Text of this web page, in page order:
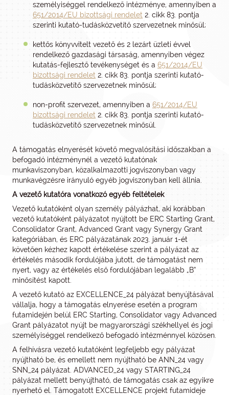
személyiséggel rendelkező intézménye, amennyiben a
651/2014/EU bizottsági rendelet 2. cikk 83. pontja
szerinti kutató-tudásközvetítő szervezetnek minősül;
kettős könyvvitelt vezető és 2 lezárt üzleti évvel
rendelkező gazdasági társaság, amennyiben végez
kutatás-fejlesztő tevékenységet és a 651/2014/EU
bizottsági rendelet 2. cikk 83. pontja szerinti kutató-
tudásközvetítő szervezetnek minősül;
non-profit szervezet, amennyiben a 651/2014/EU
bizottsági rendelet 2. cikk 83. pontja szerinti kutató-
tudásközvetítő szervezetnek minősül.
A támogatás elnyerését követő megvalósítási időszakban a
befogadó intézménynél a vezető kutatónak
munkaviszonyban, közalkalmazotti jogviszonyban vagy
munkavégzésre irányuló egyéb jogviszonyban kell állnia.
A vezető kutatóra vonatkozó egyéb feltételek
Vezető kutatóként olyan személy pályázhat, aki korábban
vezető kutatóként pályázatot nyújtott be ERC Starting Grant,
Consolidator Grant, Advanced Grant vagy Synergy Grant
kategóriában, és ERC pályázatának 2023. január 1-ét
követően kézhez kapott értékelése szerint a pályázat az
értékelés második fordulójába jutott, de támogatást nem
nyert, vagy az értékelés első fordulójában legalább „B”
minősítést kapott.
A vezető kutató az EXCELLENCE_24 pályázat benyújtásával
vállalja, hogy a támogatás elnyerése esetén a program
futamidején belül ERC Starting, Consolidator vagy Advanced
Grant pályázatot nyújt be magyarországi székhellyel és jogi
személyiséggel rendelkező befogadó intézménnyel közösen.
A felhívásra vezető kutatóként legfeljebb egy pályázat
nyújtható be, és emellett nem nyújtható be ANN_24 vagy
SNN_24 pályázat. ADVANCED_24 vagy STARTING_24
pályázat mellett benyújtható, de támogatás csak az egyikre
nyerhető el. Támogatott EXCELLENCE projekt futamideje